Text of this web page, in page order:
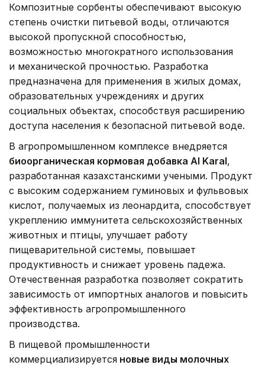
Композитные сорбенты обеспечивают высокую
степень очистки питьевой воды, отличаются
высокой пропускной способностью,
возможностью многократного использования
и механической прочностью. Разработка
предназначена для применения в жилых домах,
образовательных учреждениях и других
социальных объектах, способствуя расширению
доступа населения к безопасной питьевой воде.
В агропромышленном комплексе внедряется
биоорганическая кормовая добавка Al Karal,
разработанная казахстанскими учеными. Продукт
с высоким содержанием гуминовых и фульвовых
кислот, получаемых из леонардита, способствует
укреплению иммунитета сельскохозяйственных
животных и птицы, улучшает работу
пищеварительной системы, повышает
продуктивность и снижает уровень падежа.
Отечественная разработка позволяет сократить
зависимость от импортных аналогов и повысить
эффективность агропромышленного
производства.
В пищевой промышленности
коммерциализируется новые виды молочных